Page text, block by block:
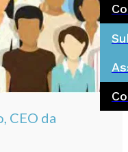
CEO da